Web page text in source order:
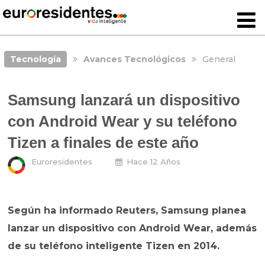
Tecnología Avances Tecnológicos General
Samsung lanzará un dispositivo
con Android Wear y su teléfono
Tizen a finales de este año
Euroresidentes Hace 12 Años
Según ha informado Reuters, Samsung planea
lanzar un dispositivo con Android Wear, además
de su teléfono inteligente Tizen en 2014.